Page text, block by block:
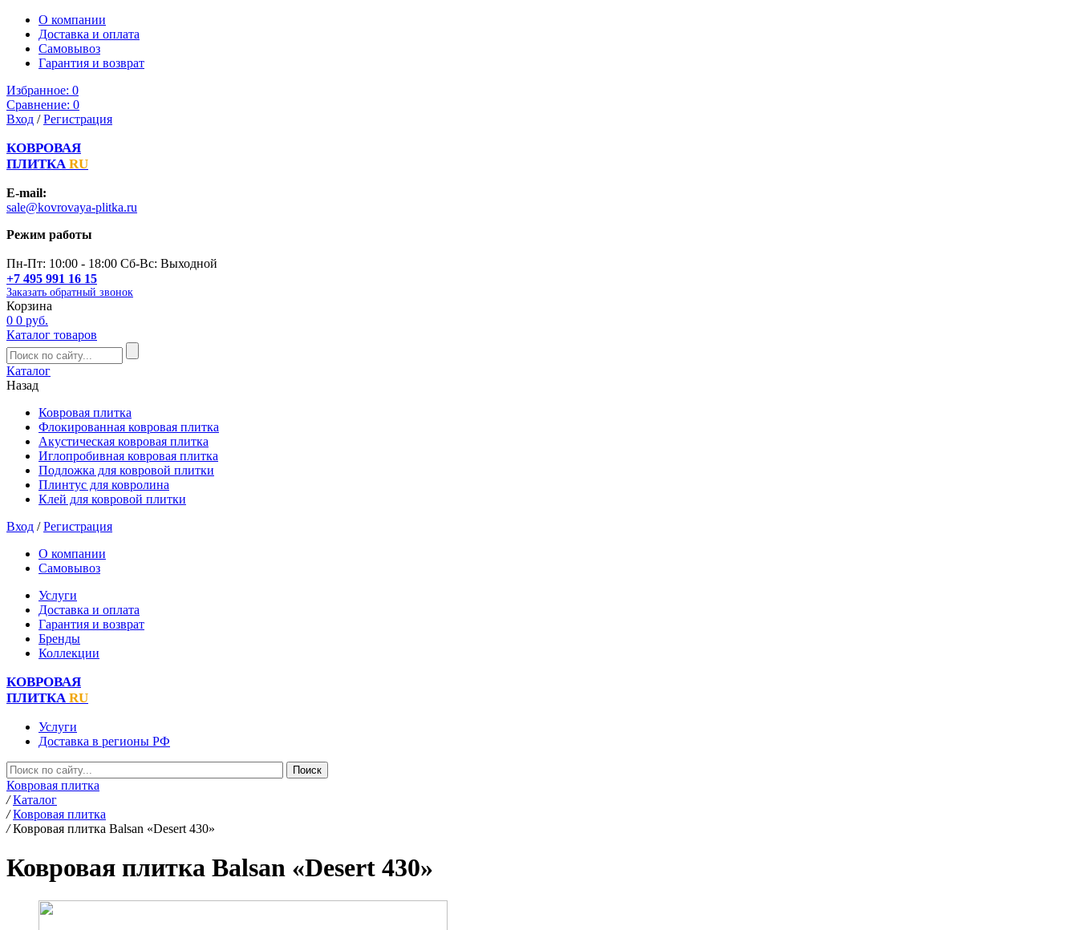
О компании
Доставка и оплата
Самовывоз
Гарантия и возврат
Избранное: 0
Сравнение: 0
Вход /Регистрация
КОВРОВАЯ
ПЛИТКА RU
E-mail:
sale@kovrovaya-plitka.ru
Режим работы
Пн-Пт: 10:00 - 18:00 Сб-Вс: Выходной
+7 495 991 16 15
Заказать обратный звонок
Корзина
0 0 руб.
Каталог товаров
Каталог
Назад
Ковровая плитка
Флокированная ковровая плитка
Акустическая ковровая плитка
Иглопробивная ковровая плитка
Подложка для ковровой плитки
Плинтус для ковролина
Клей для ковровой плитки
Вход /Регистрация
О компании
Самовывоз
Услуги
Доставка и оплата
Гарантия и возврат
Бренды
Коллекции
КОВРОВАЯ
ПЛИТКА RU
Услуги
Доставка в регионы РФ
Ковровая плитка
/ Каталог
/ Ковровая плитка
/ Ковровая плитка Balsan «Desert 430»
Ковровая плитка Balsan «Desert 430»